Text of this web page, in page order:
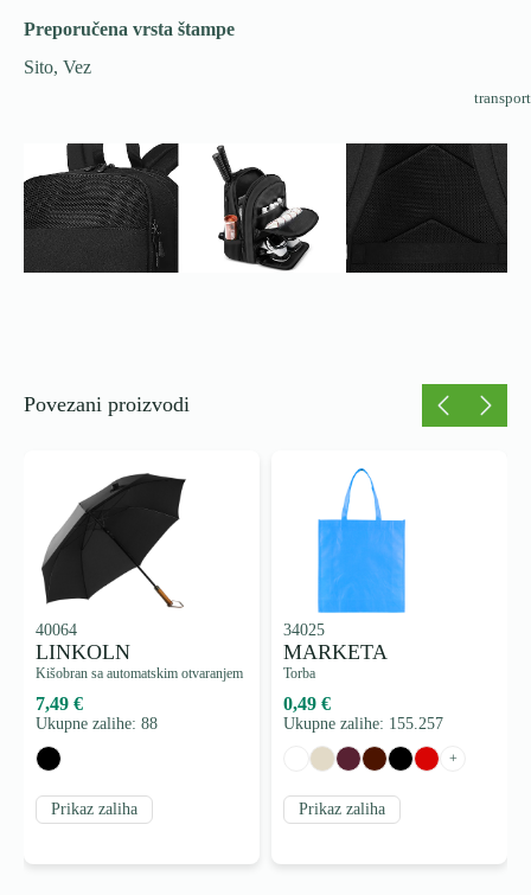
Preporučena vrsta štampe
Sito, Vez
transport
Povezani proizvodi
40064
LINKOLN
Kišobran sa automatskim otvaranjem
7,49 €
Ukupne zalihe: 88
Prikaz zaliha
34025
MARKETA
Torba
0,49 €
Ukupne zalihe: 155.257
+
Prikaz zaliha